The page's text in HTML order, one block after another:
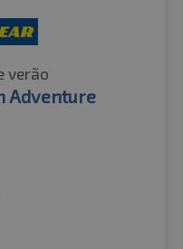
verão
Adventure